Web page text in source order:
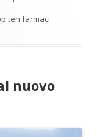
ten farmaci
nuovo